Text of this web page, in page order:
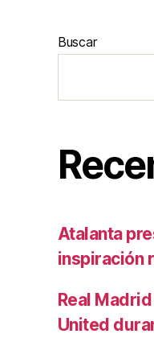
Buscar
Atalanta
inspiración
Real
United